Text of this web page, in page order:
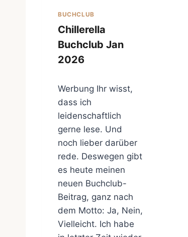
BUCHCLUB
Chillerella
Buchclub Jan
2026
Werbung Ihr wisst,
dass ich
leidenschaftlich
gerne lese. Und
noch lieber darüber
rede. Deswegen gibt
es heute meinen
neuen Buchclub-
Beitrag, ganz nach
dem Motto: Ja, Nein,
Vielleicht. Ich habe